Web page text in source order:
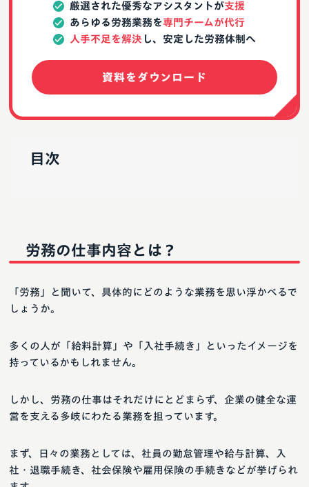
厳選された優秀なアシスタントが支援
あらゆる労務業務を専門チームが代行
人手不足を解決 し、安定した労務体制へ
資料をダウンロード
目次
労務の仕事内容とは？
「労務」と聞いて、具体的にどのような業務を思い浮かべるで
しょうか。
多くの人が「給料計算」や「入社手続き」といったイメージを
持っているかもしれません。
しかし、労務の仕事はそれだけにとどまらず、企業の健全な運
営を支える多岐にわたる業務を担っています。
まず、日々の業務としては、社員の勤怠管理や給与計算、入
社・退職手続き、社会保険や雇用保険の手続きなどが挙げられ